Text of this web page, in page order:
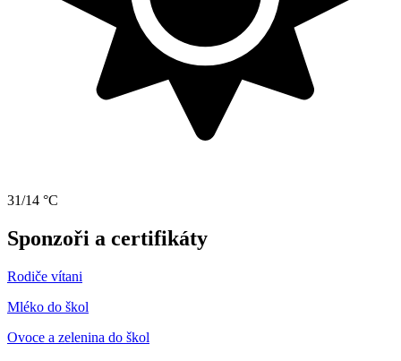
31/14 °C
Sponzoři a certifikáty
Rodiče vítani
Mléko do škol
Ovoce a zelenina do škol